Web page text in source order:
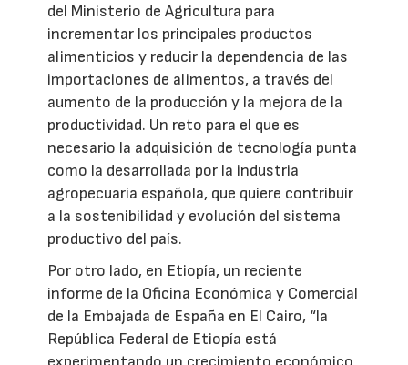
del Ministerio de Agricultura para
incrementar los principales productos
alimenticios y reducir la dependencia de las
importaciones de alimentos, a través del
aumento de la producción y la mejora de la
productividad. Un reto para el que es
necesario la adquisición de tecnología punta
como la desarrollada por la industria
agropecuaria española, que quiere contribuir
a la sostenibilidad y evolución del sistema
productivo del país.
Por otro lado, en Etiopía, un reciente
informe de la Oficina Económica y Comercial
de la Embajada de España en El Cairo, “la
República Federal de Etiopía está